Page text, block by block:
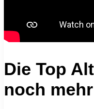
Die Top
noch